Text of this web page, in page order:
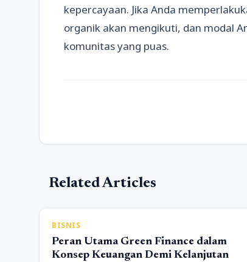
kepercayaan. Jika Anda
organik akan mengikuti, dan modal
komunitas yang puas.
Related Articles
BISNIS
Peran Utama Green Finance dalam
Konsep Keuangan Demi Kelanjutan